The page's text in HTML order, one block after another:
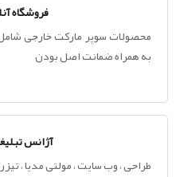
فروشگاه
محصولات سوپر مارکت خارجی
به همراه ضمانت اصل بودن
آژانس
طراحی ، وب سایت ، مولتی مدیا ،